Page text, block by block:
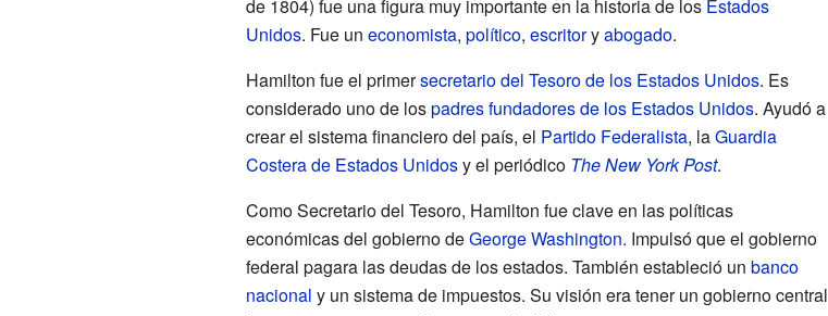
de 1804) fue una figura muy importante en la historia de los Estados
Unidos. Fue un economista, político, escritoryabogado.
Hamilton fue el primersecretario del Tesoro de los Estados Unidos. Es
considerado uno de lospadres fundadores de los Estados Unidos. Ayudó a
crear el sistema financiero del país, el Partido Federalista, laGuardia
Costera de Estados Unidosy el periódico The New York Post.
Como Secretario del Tesoro, Hamilton fue clave en las políticas
económicas del gobierno deGeorge Washington. Impulsó que el gobierno
federal pagara las deudas de los estados. También estableció un banco
nacional y un sistema de impuestos. Su visión era tener un gobierno central